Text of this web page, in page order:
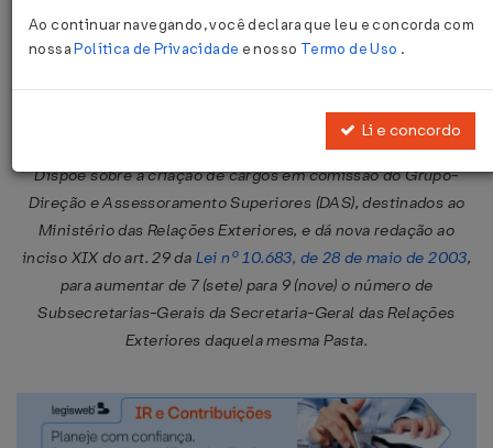
Lei nº 12.280 de 30/06/2010
Publicado no DOU em 1 jul 2010
Dispõe sobre a criação de cargos em comissão do Grupo-
Direção e Assessoramento Superiores (DAS), destinados ao
Ministério das Relações Exteriores, e dá nova redação ao
inciso XIX do art. 29 da Lei nº 10.683, de 28 de maio de 2003,
para aumentar de 7 (sete) para 9 (nove) o número de
Subsecretarias-Gerais da Secretaria-Geral das Relações
Exteriores daquela mesma Pasta.
Ao continuar navegando, você declara que leu e concorda com
nossaPolítica de Privacidade e nosso Termo de Uso .
Li e concordo